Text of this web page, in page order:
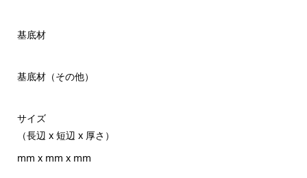
基底材
基底材（その他）
サイズ
（長辺 x 短辺 x 厚さ）
mm x mm x mm